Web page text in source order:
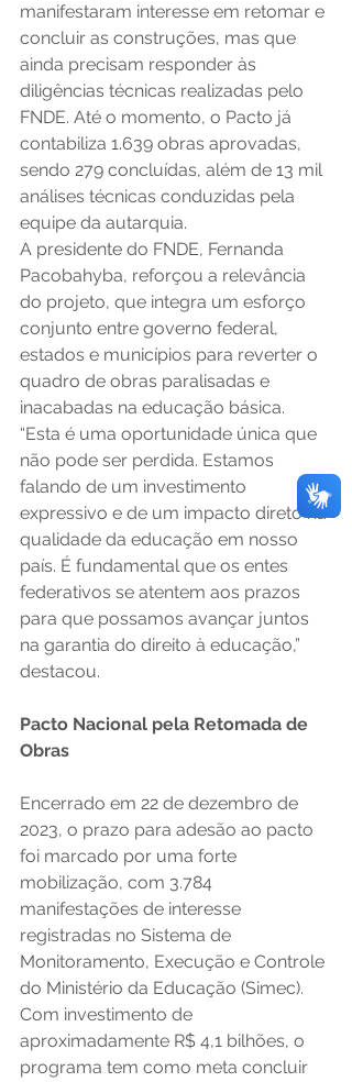
manifestaram interesse em retomar e
concluir as construções, mas que
ainda precisam responder às
diligências técnicas realizadas pelo
FNDE. Até o momento, o Pacto já
contabiliza 1.639 obras aprovadas,
sendo 279 concluídas, além de 13 mil
análises técnicas conduzidas pela
equipe da autarquia.
A presidente do FNDE, Fernanda
Pacobahyba, reforçou a relevância
do projeto, que integra um esforço
conjunto entre governo federal,
estados e municípios para reverter o
quadro de obras paralisadas e
inacabadas na educação básica.
“Esta é uma oportunidade única que
não pode ser perdida. Estamos
falando de um investimento
expressivo e de um impacto direto na
qualidade da educação em nosso
país. É fundamental que os entes
federativos se atentem aos prazos
para que possamos avançar juntos
na garantia do direito à educação,”
destacou.
Pacto Nacional pela Retomada de
Obras
Encerrado em 22 de dezembro de
2023, o prazo para adesão ao pacto
foi marcado por uma forte
mobilização, com 3.784
manifestações de interesse
registradas no Sistema de
Monitoramento, Execução e Controle
do Ministério da Educação (Simec).
Com investimento de
aproximadamente R$ 4,1 bilhões, o
programa tem como meta concluir